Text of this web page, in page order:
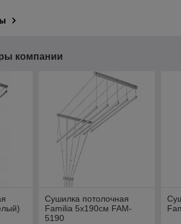
компании
Сушилка потолочная
Familia 5х190см FAM-
5190